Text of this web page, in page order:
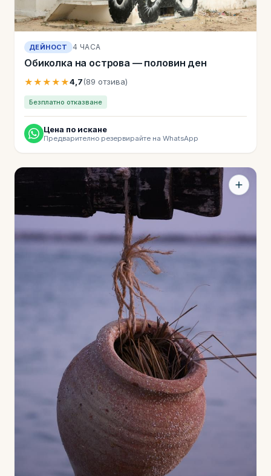
ДЕЙНОСТ 4 ЧАСА
Обиколка на острова — половин ден
★★★★★4,7(89 отзива)
Безплатно отказване
Цена по искане
Предварително резервирайте на WhatsApp